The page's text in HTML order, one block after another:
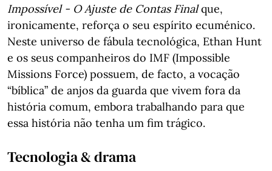
Impossível - O Ajuste de Contas Finalque,
ironicamente, reforça o seu espírito ecuménico.
Neste universo de fábula tecnológica, Ethan Hunt
e os seus companheiros do IMF (Impossible
Missions Force) possuem, de facto, a vocação
“bíblica” de anjos da guarda que vivem fora da
história comum, embora trabalhando para que
essa história não tenha um fim trágico.
Tecnologia & drama